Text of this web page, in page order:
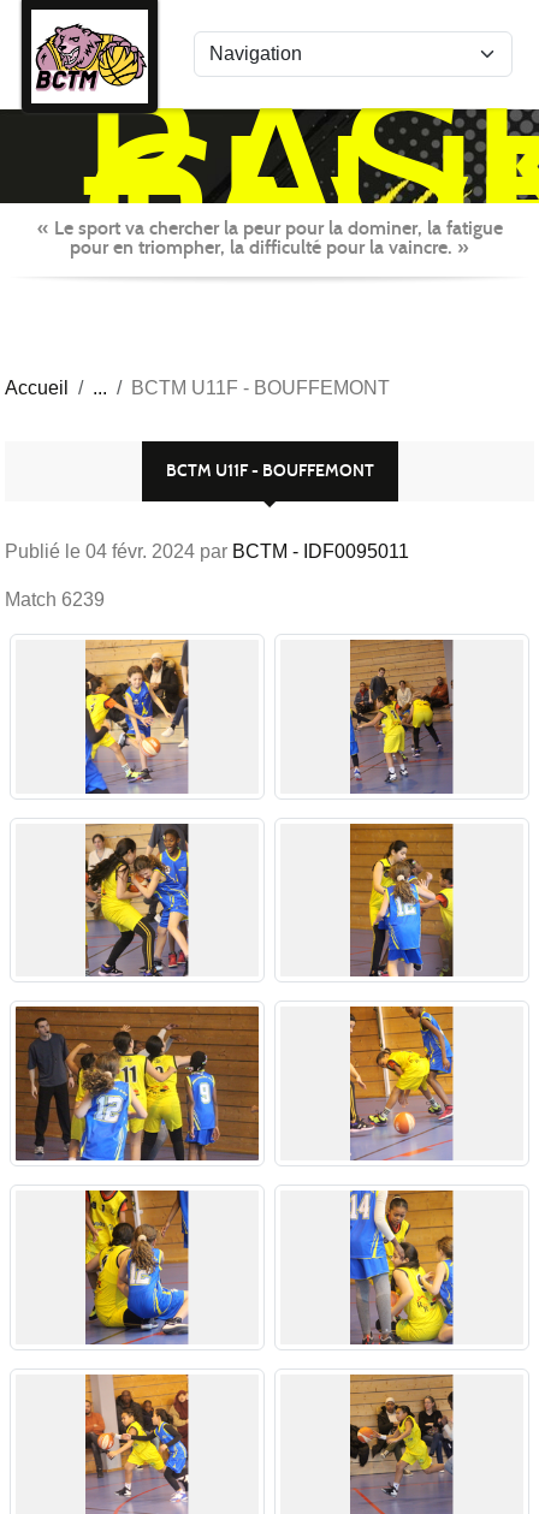
« Le sport va chercher la peur pour la dominer, la fatigue
pour en triompher, la difficulté pour la vaincre. »
Accueil BCTM U11F - BOUFFEMONT
BCTM U11F - BOUFFEMONT
Publié le 04 févr. 2024 par BCTM - IDF0095011
Match 6239
Panneau de gestion des cookies